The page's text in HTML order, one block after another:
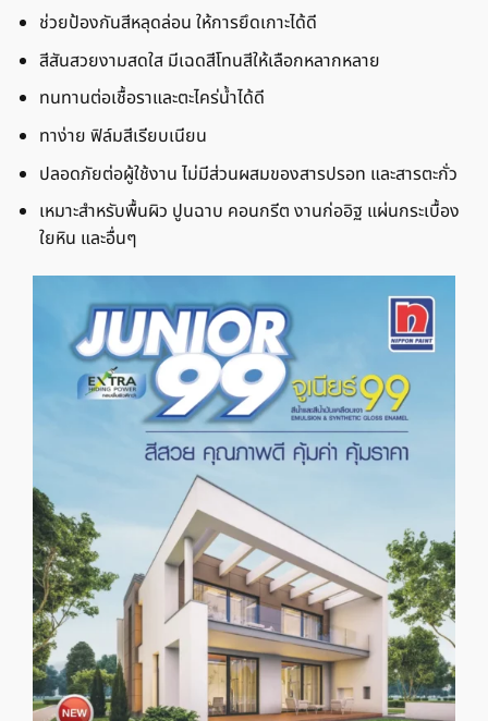
ช่วยป้องกันสีหลุดล่อน ให้การยึดเกาะได้ดี
สีสันสวยงามสดใส มีเฉดสีโทนสีให้เลือกหลากหลาย
ทนทานต่อเชื้อราและตะไคร่น้ำได้ดี
ทาง่าย ฟิล์มสีเรียบเนียน
ปลอดภัยต่อผู้ใช้งาน ไม่มีส่วนผสมของสารปรอท และสารตะกั่ว
เหมาะสำหรับพื้นผิว ปูนฉาบ คอนกรีต งานก่ออิฐ แผ่นกระเบื้อง
ใยหิน และอื่นๆ